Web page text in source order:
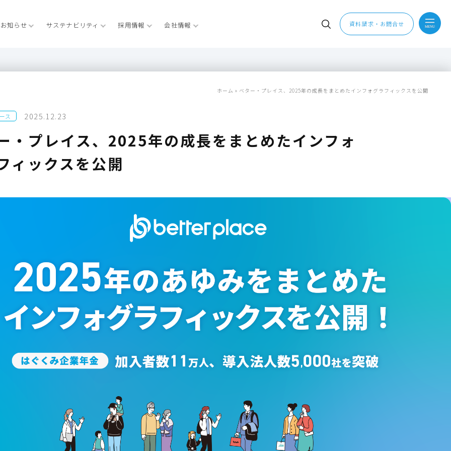
お知らせ サステナビリティ 採用情報 会社情報 資料請求・お問合せ
ホーム » ベター・プレイス、2025年の成長をまとめたインフォグラフィックスを公開
ス 2025.12.23
・プレイス、2025年の成長をまとめたインフォ
ィックスを公開